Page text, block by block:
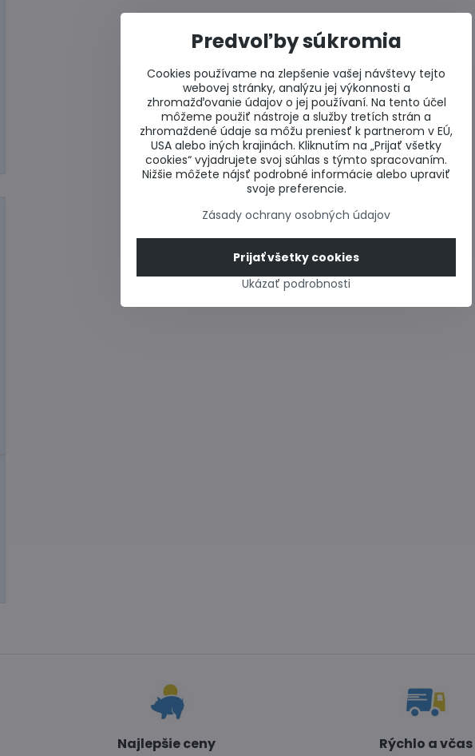
Najlepšie ceny Rýchlo a včas
Predvoľby súkromia
Cookies používame na zlepšenie vašej návštevy tejto
webovej stránky, analýzu jej výkonnosti a
zhromažďovanie údajov o jej používaní. Na tento účel
môžeme použiť nástroje a služby tretích strán a
zhromaždené údaje sa môžu preniesť k partnerom v EÚ,
USA alebo iných krajinách. Kliknutím na „Prijať všetky
cookies“ vyjadrujete svoj súhlas s týmto spracovaním.
Nižšie môžete nájsť podrobné informácie alebo upraviť
svoje preferencie.
Zásady ochrany osobných údajov
Ukázať podrobnosti
Prijať všetky cookies